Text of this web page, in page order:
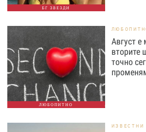
БГ ЗВЕЗДИ
ЛЮБОПИТНО
Август е
вторите
точно
ИЗВЕСТНИ